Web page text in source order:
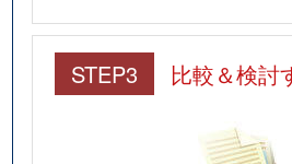
STEP3 比較＆検討